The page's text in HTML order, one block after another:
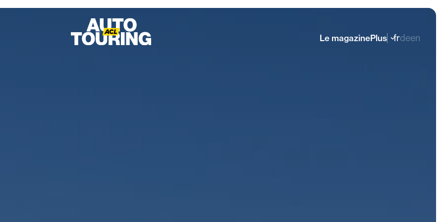
Le magazinePlus frdeen